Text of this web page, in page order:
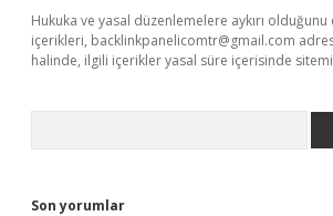
Hukuka ve yasal düzenlemelere aykırı
içerikleri, backlinkpanelicomtr@gmail.com
halinde, ilgili içerikler yasal süre içerisinde
Son yorumlar